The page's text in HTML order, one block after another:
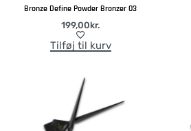
Bronze Define Powder Bronzer 03
199,00kr.
Tilføj til kurv